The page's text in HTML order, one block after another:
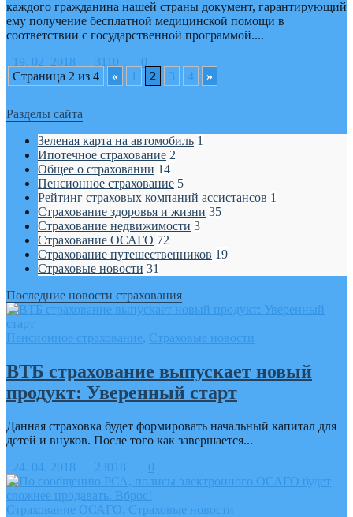
каждого гражданина нашей страны документ, гарантирующий
ему получение бесплатной медицинской помощи в
соответствии с государственной программой....
19. 02. 2018
3110
0
Страница 2 из 4
« 1 2 3 4 »
Разделы сайта
Зеленая карта на автомобиль 1
Ипотечное страхование 2
Общее о страховании 14
Пенсионное страхование 5
Рейтинг страховых компаний ассистансов 1
Страхование здоровья и жизни 35
Страхование недвижимости 3
Страхование ОСАГО 72
Страхование путешественников 19
Страховые новости 31
Последние новости страхования
Пенсионное страхование, Страховые новости
ВТБ страхование выпускает новый
продукт: Уверенный старт
Данная страховка будет формировать начальный капитал для
детей и внуков. После того как завершается...
24. 04. 2018
23018 0
Страхование ОСАГО, Страховые новости